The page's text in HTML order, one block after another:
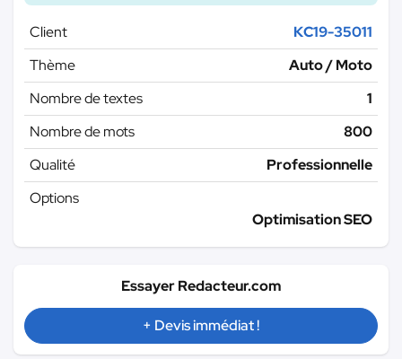
Client
KC19-35011
Thème
Auto / Moto
Nombre de textes
1
Nombre de mots
800
Qualité
Professionnelle
Options
Optimisation SEO
Essayer Redacteur.com
+ Devis immédiat !